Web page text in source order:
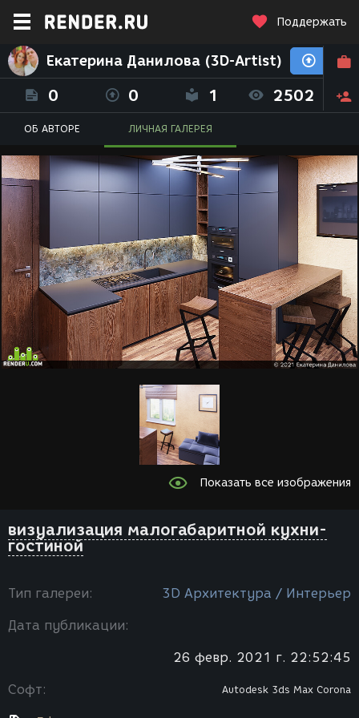
Поддержать
Екатерина Данилова (3D-Artist)
0 0 1 2502
ОБ АВТОРЕ ЛИЧНАЯ ГАЛЕРЕЯ
Показать все изображения
визуализация малогабаритной кухни-
гостиной
Тип галереи: 3D Архитектура / Интерьер
Дата публикации:
26 февр. 2021 г. 22:52:45
Софт: Autodesk 3ds Max Corona